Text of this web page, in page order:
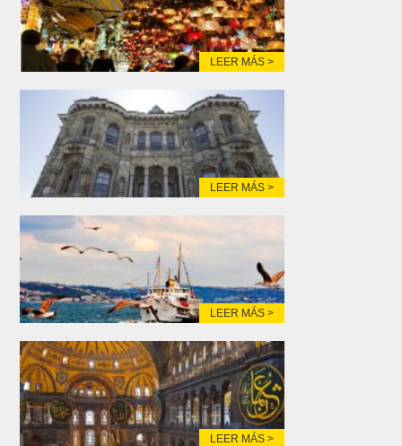
LEER MÁS >
LEER MÁS >
LEER MÁS >
LEER MÁS >